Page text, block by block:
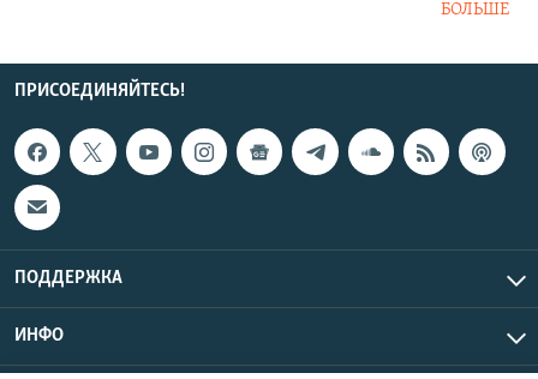
БОЛЬШЕ
ПРИСОЕДИНЯЙТЕСЬ!
ПОДДЕРЖКА
ИНФО